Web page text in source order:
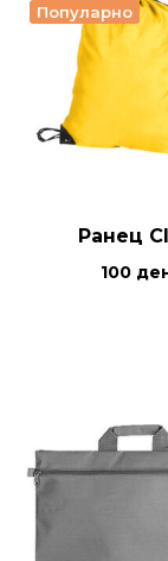
Популарно
Ранец
100